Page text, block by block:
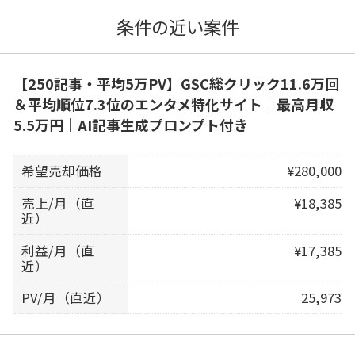
条件の近い案件
【250記事・平均5万PV】GSC総クリック11.6万回
＆平均順位7.3位のエンタメ特化サイト｜最高月収
5.5万円｜AI記事生成プロンプト付き
希望売却価格
¥280,000
売上/月（直
近）
¥18,385
利益/月（直
近）
¥17,385
PV/月（直近） 25,973